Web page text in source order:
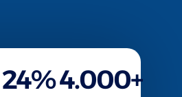
24%4.000+